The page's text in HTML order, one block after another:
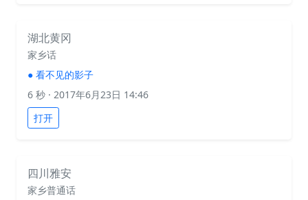
湖北黄冈
家乡话
● 看不见的影子
6 秒 · 2017年6月23日 14:46
打开
四川雅安
家乡普通话